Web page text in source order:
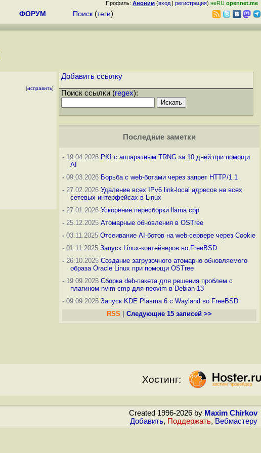
Профиль: Аноним (вход | регистрация) неRU opennet.me
ФОРУМ Поиск (теги)
[исправить]
Добавить ссылку
Поиск ссылки (regex):
Последние заметки
- 19.04.2026 PKI с аппаратным TRNG за 10 дней при помощи
AI
- 09.03.2026 Борьба с web-ботами через запрет HTTP/1.1
- 27.02.2026 Удаление всех IPv6 link-local адресов на всех
сетевых интерфейсах в Linux
- 27.01.2026 Ускорение пересборки llama.cpp
- 25.12.2025 Атомарные обновления в OSTree
- 03.11.2025 Отсеивание AI-ботов на web-сервере через Cookie
- 01.11.2025 Запуск Linux-контейнеров во FreeBSD
- 26.10.2025 Создание загрузочного атомарно обновляемого
образа Oracle Linux при помощи OSTree
- 19.09.2025 Сборка deb-пакета для решения проблем с
плагином nvim-cmp для neovim в Debian 13
- 09.09.2025 Запуск KDE Plasma 6 с Wayland во FreeBSD
RSS
Следующие 15 записей >>
Хостинг:
Created 1996-2026 by Maxim Chirkov
Добавить, Поддержать, Вебмастеру